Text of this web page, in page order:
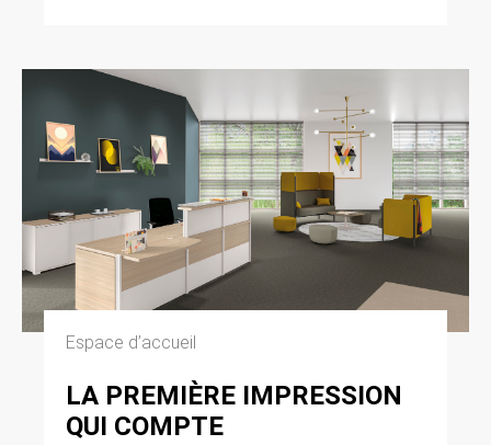
Espace d’accueil
LA PREMIÈRE IMPRESSION
QUI COMPTE